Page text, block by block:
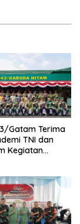
Gatam Terima
TNI dan
Kegiatan